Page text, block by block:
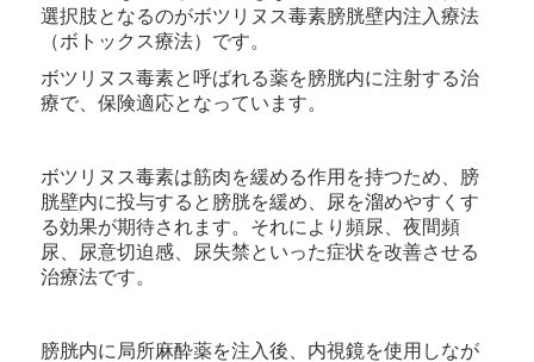
選択肢となるのがボツリヌス毒素膀胱壁内注入療法
（ボトックス療法）です。
ボツリヌス毒素と呼ばれる薬を膀胱内に注射する治
療で、保険適応となっています。
ボツリヌス毒素は筋肉を緩める作用を持つため、膀
胱壁内に投与すると膀胱を緩め、尿を溜めやすくす
る効果が期待されます。それにより頻尿、夜間頻
尿、尿意切迫感、尿失禁といった症状を改善させる
治療法です。
膀胱内に局所麻酔薬を注入後、内視鏡を使用しなが